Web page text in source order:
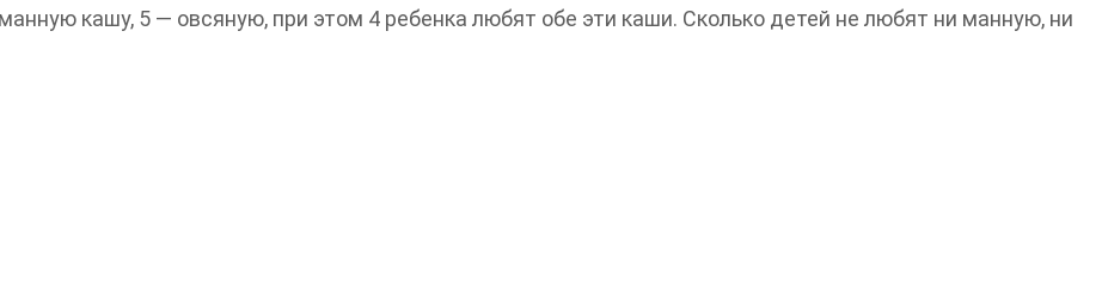
кашу, 5 — овсяную, при этом 4 ребенка любят обе эти каши. Сколько детей не любят ни манную, ни